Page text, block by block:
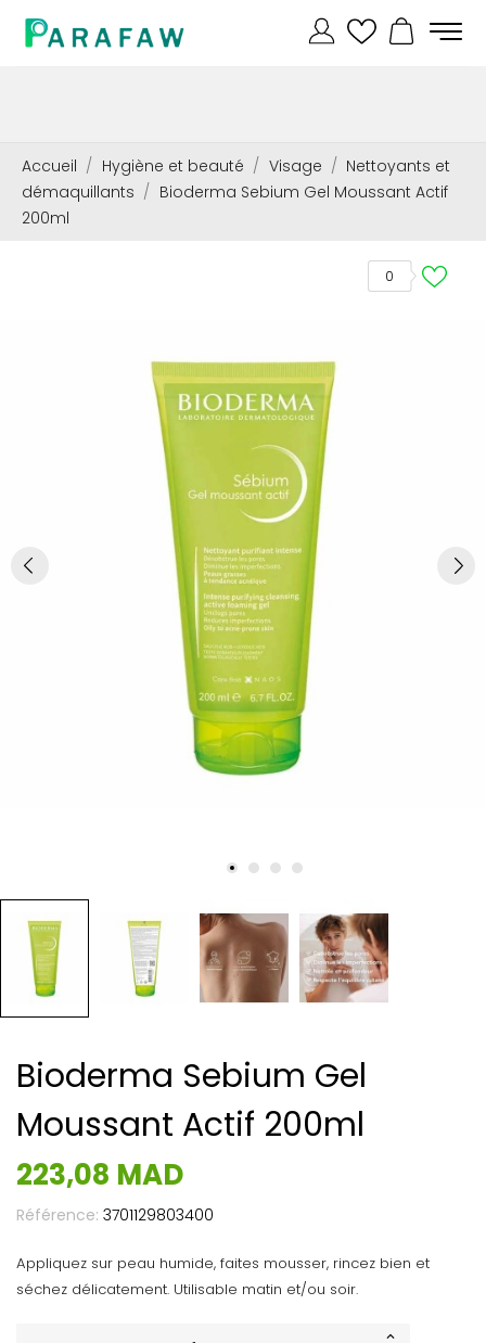
Accueil Hygiène et beauté Visage
Nettoyants et
démaquillants
Bioderma Sebium Gel Moussant Actif
200ml
0
Bioderma Sebium Gel
Moussant Actif 200ml
223,08 MAD
Référence: 3701129803400
Appliquez sur peau humide, faites mousser, rincez bien et
séchez délicatement. Utilisable matin et/ou soir.